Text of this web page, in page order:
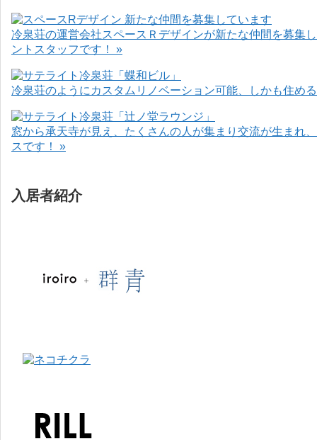
冷泉荘の運営会社スペースＲデザインが新たな仲間を募集
ントスタッフです！ »
冷泉荘のようにカスタムリノベーション可能、しかも住め
窓から承天寺が見え、たくさんの人が集まり交流が生まれ
スです！ »
入居者紹介